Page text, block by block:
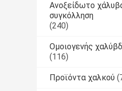
Ανοξείδωτο
συγκόλληση
(240)
Ομοιογενής
(116)
Προϊόντα χαλκού